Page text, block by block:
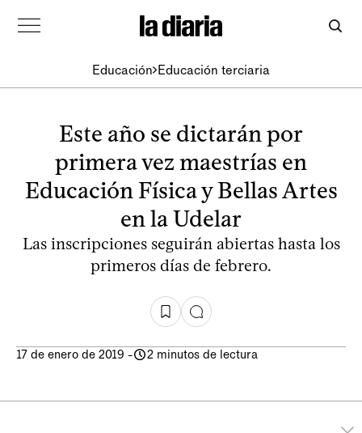
Educación Educación terciaria
Este año se dictarán por
primera vez maestrías en
Educación Física y Bellas Artes
en la Udelar
Las inscripciones seguirán abiertas hasta los
primeros días de febrero.
17 de enero de 2019 - 2 minutos de lectura